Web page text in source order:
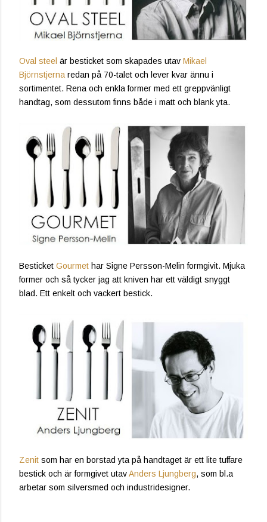
Oval steel är besticket som skapades utav Mikael
Björnstjernaredan på 70-talet och lever kvar ännu i
sortimentet. Rena och enkla former med ett greppvänligt
handtag, som dessutom finns både i matt och blank yta.
Besticket Gourmet har Signe Persson-Melin formgivit. Mjuka
former och så tycker jag att kniven har ett väldigt snyggt
blad. Ett enkelt och vackert bestick.
Zenit som har en borstad yta på handtaget är ett lite tuffare
bestick och är formgivet utavAnders Ljungberg, som bl.a
arbetar som silversmed och industridesigner.